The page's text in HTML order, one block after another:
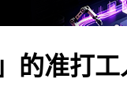
的准打